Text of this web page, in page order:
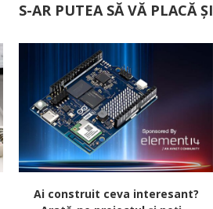
S-AR PUTEA SĂ VĂ PLACĂ ȘI
Ai construit ceva interesant?